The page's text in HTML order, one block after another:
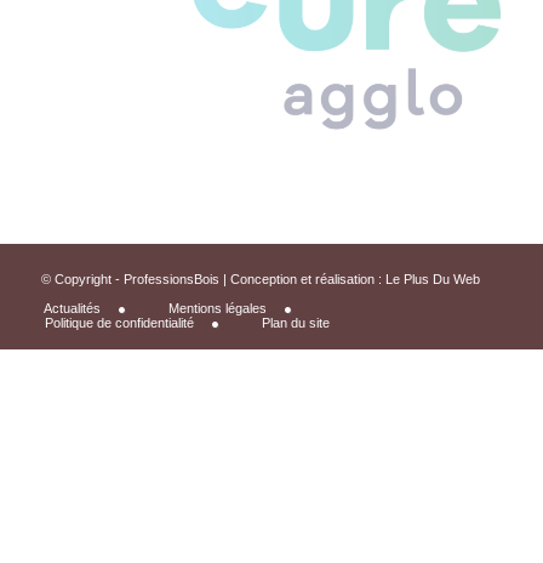
© Copyright - ProfessionsBois | Conception et réalisation : Le Plus Du Web
Actualités
Mentions légales
Politique de confidentialité
Plan du site